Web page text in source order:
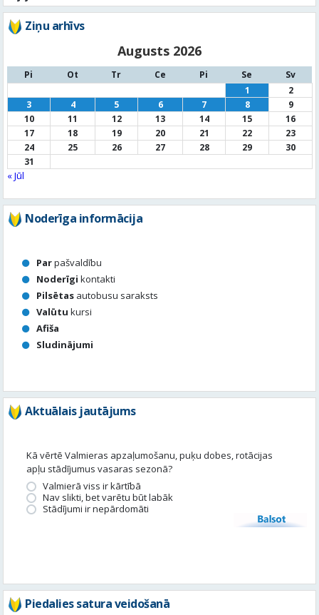
Ziņu arhīvs
Augusts 2026
Pi Ot Tr Ce Pi Se
Sv
1
2
3
4 5 6 7 8
9
10
11 12 13 14 15
16
17
18 19 20 21 22
23
24
25 26 27 28 29
30
31
« Jūl
Noderīga informācija
Parpašvaldību
Noderīgi kontakti
Pilsētas autobusu saraksts
Valūtu kursi
Afiša
Sludinājumi
Aktuālais jautājums
Kā vērtē Valmieras apzaļumošanu, puķu dobes, rotācijas
apļu stādījumus vasaras sezonā?
Valmierā viss ir kārtībā
Nav slikti, bet varētu būt labāk
Stādījumi ir nepārdomāti
Balsot
Piedalies satura veidošanā